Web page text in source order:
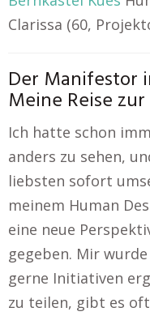
Clarissa (60,
Der Manifestor
Meine Reise
Ich hatte schon
anders zu sehen,
liebsten sofort
meinem Human
eine neue
gegeben. Mir
gerne Initiativen
zu teilen, gibt es